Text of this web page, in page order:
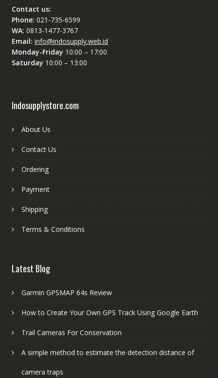
Contact us:
Phone: 021-735-6599
WA: 0813-1477-3767
Email: info@indosupply.web.id
Monday-Friday 10:00 – 17:00
Saturday 10:00 – 13:00
Indosupplystore.com
About Us
Contact Us
Ordering
Payment
Shipping
Terms & Conditions
Latest Blog
Garmin GPSMAP 64s Review
How to Create Your Own GPS Track Using Google Earth
Trail Cameras For Conservation
A simple method to estimate the detection distance of
camera traps